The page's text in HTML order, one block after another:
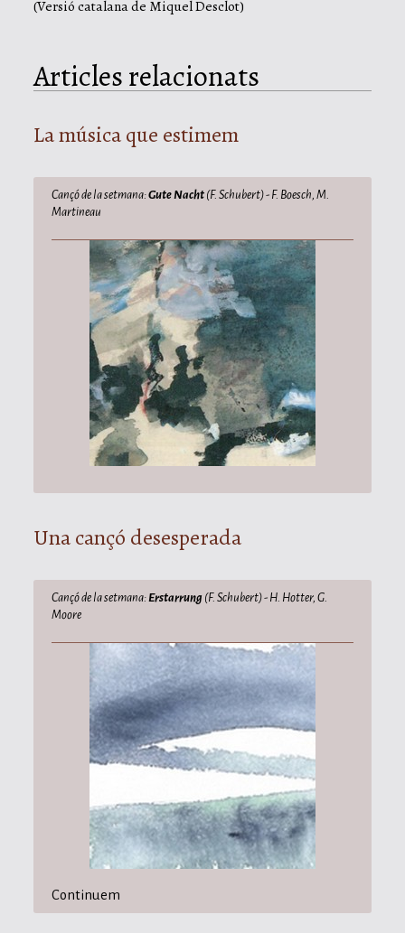
(Versió catalana de Miquel Desclot)
Articles relacionats
La música que estimem
Cançó de la setmana:Gute Nacht (F. Schubert) - F. Boesch, M.
Martineau
Una cançó desesperada
Cançó de la setmana:Erstarrung (F. Schubert) - H. Hotter, G.
Moore
Continuem